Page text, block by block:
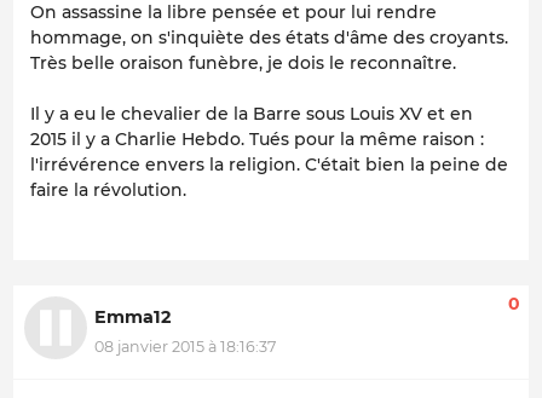
On assassine la libre pensée et pour lui rendre
hommage, on s'inquiète des états d'âme des croyants.
Très belle oraison funèbre, je dois le reconnaître.
Il y a eu le chevalier de la Barre sous Louis XV et en
2015 il y a Charlie Hebdo. Tués pour la même raison :
l'irrévérence envers la religion. C'était bien la peine de
faire la révolution.
Emma12
08 janvier 2015 à 18:16:37
0